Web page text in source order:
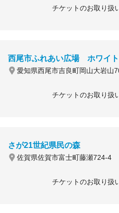
チケットのお取り扱
西尾市ふれあい広場 ホワイ
愛知県西尾市吉良町岡山大岩山
チケットのお取り扱
さが21世紀県民の森
佐賀県佐賀市富士町藤瀬724-4
チケットのお取り扱